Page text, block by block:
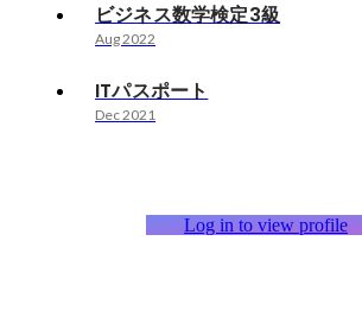
ビジネス数学検定3級
Aug 2022
ITパスポート
Dec 2021
Log in to view profile